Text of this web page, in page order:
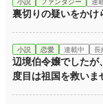
裏切りの疑いをかけ
小説 恋愛 連載中 長
辺境伯令嬢でしたが
度目は祖国を救いま